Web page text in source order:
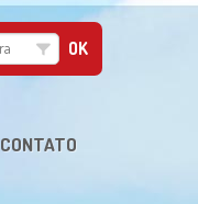
CONTATO